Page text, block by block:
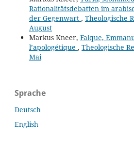
Rationalitätsdebatten im
der Gegenwart , Theologische
August
Markus Kneer, Falque,
l’apologétique , Theologische
Mai
Sprache
Deutsch
English